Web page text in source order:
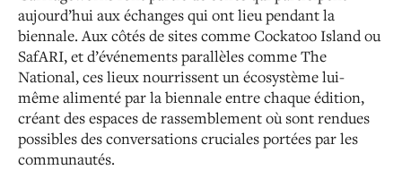
aujourd’hui aux échanges quiont lieu pendant la
biennale. Aux côtés de sites commeCockatoo Islandou
SafARI, et d’événements parallèles comme The
National,ces lieux nourrissent un écosystème lui-
même alimenté par la biennale entre chaque édition,
créant des espaces de rassemblement où sont rendues
possibles des conversations cruciales portées par les
communautés.